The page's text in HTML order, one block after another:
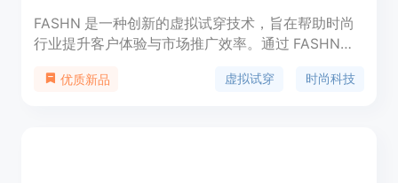
FASHN 是一种创新的虚拟试穿技术，旨在帮助时尚
行业提升客户体验与市场推广效率。通过 FASHN，
及零售商更好地展示服装。该平台支持无需复杂训练
优质新品 虚拟试穿 时尚科技